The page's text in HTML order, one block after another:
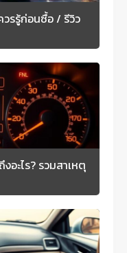
รรู้ก่อนซื้อ / รีวิว
ะไร? รวมสาเหตุ